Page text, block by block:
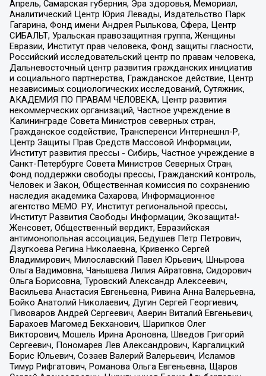
Апрель, Самарская губерния, Эра здоровья, Мемориал,
Аналитический Центр Юрия Левады, Издательство Парк
Гагарина, Фонд имени Андрея Рылькова, Сфера, Центр
СИБАЛЬТ, Уральская правозащитная группа, Женщины
Евразии, Институт прав человека, Фонд защиты гласности,
Российский исследовательский центр по правам человека,
Дальневосточный центр развития гражданских инициатив
и социального партнерства, Гражданское действие, Центр
независимых социологических исследований, Сутяжник,
АКАДЕМИЯ ПО ПРАВАМ ЧЕЛОВЕКА, Центр развития
некоммерческих организаций, Частное учреждение в
Калининграде Совета Министров северных стран,
Гражданское содействие, Трансперенси Интернешнл-Р,
Центр Защиты Прав Средств Массовой Информации,
Институт развития прессы - Сибирь, Частное учреждение в
Санкт-Петербурге Совета Министров Северных Стран,
Фонд поддержки свободы прессы, Гражданский контроль,
Человек и Закон, Общественная комиссия по сохранению
наследия академика Сахарова, Информационное
агентство МЕМО. РУ, Институт региональной прессы,
Институт Развития Свободы Информации, Экозащита!-
Женсовет, Общественный вердикт, Евразийская
антимонопольная ассоциация, Бедушев Петр Петрович,
Дзугкоева Регина Николаевна, Кривенко Сергей
Владимирович, Милославский Павел Юрьевич, Шнырова
Ольга Вадимовна, Чанышева Лилия Айратовна, Сидорович
Ольга Борисовна, Туровский Александр Алексеевич,
Васильева Анастасия Евгеньевна, Ривина Анна Валерьевна,
Бойко Анатолий Николаевич, Дугин Сергей Георгиевич,
Пивоваров Андрей Сергеевич, Аверин Виталий Евгеньевич,
Барахоев Магомед Бекханович, Шарипков Олег
Викторович, Мошель Ирина Ароновна, Шведов Григорий
Сергеевич, Пономарев Лев Александрович, Каргалицкий
Борис Юльевич, Созаев Валерий Валерьевич, Исламов
Тимур Рифгатович, Романова Ольга Евгеньевна, Щаров